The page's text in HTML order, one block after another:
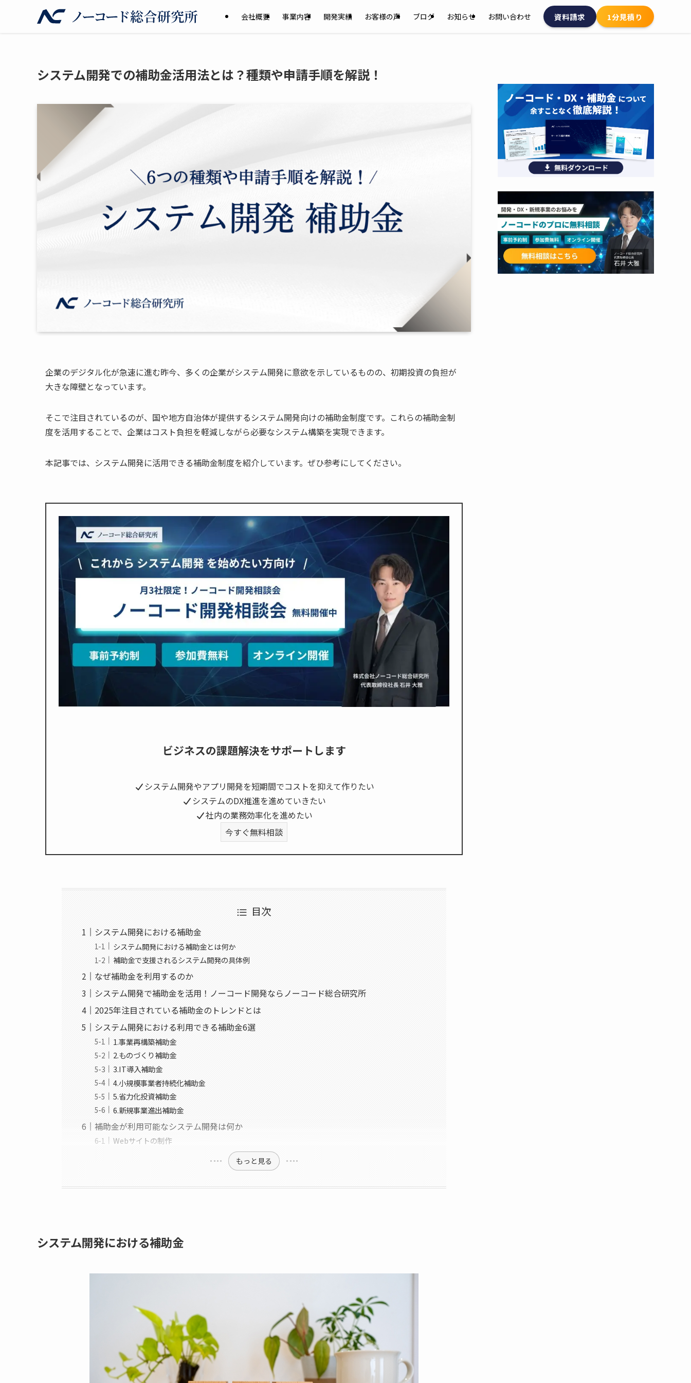
会社概要 事業内容 開発実績 お客様の声 ブログ お知らせ お問い合わせ 資料請求 1分見積り
システム開発での補助金活用法とは？種類や申請手順を解説！
企業のデジタル化が急速に進む昨今、多くの企業がシステム開発に意欲を示しているものの、初期投資の負担が
大きな障壁となっています。
そこで注目されているのが、国や地方自治体が提供するシステム開発向けの補助金制度です。これらの補助金制
度を活用することで、企業はコスト負担を軽減しながら必要なシステム構築を実現できます。
本記事では、システム開発に活用できる補助金制度を紹介しています。ぜひ参考にしてください。
ビジネスの課題解決をサポートします
システム開発やアプリ開発を短期間でコストを抑えて作りたい
システムのDX推進を進めていきたい
社内の業務効率化を進めたい
今すぐ無料相談
目次
システム開発における補助金
システム開発における補助金とは何か
補助金で支援されるシステム開発の具体例
なぜ補助金を利用するのか
システム開発で補助金を活用！ノーコード開発ならノーコード総合研究所
2025年注目されている補助金のトレンドとは
システム開発における利用できる補助金6選
1.事業再構築補助金
2.ものづくり補助金
3.IT導入補助金
4.小規模事業者持続化補助金
5.省力化投資補助金
6.新規事業進出補助金
補助金が利用可能なシステム開発は何か
Webサイトの制作
もっと見る
システム開発における補助金